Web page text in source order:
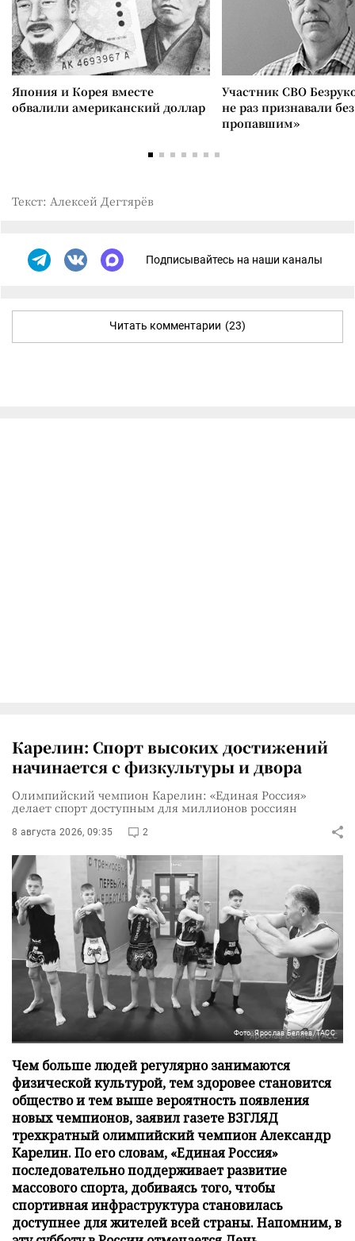
Япония и Корея вместе
обвалили американский доллар
Участник СВО
не раз признавали
пропавшим»
Текст: Алексей Дегтярёв
Подписывайтесь на наши каналы
Читать комментарии (23)
Карелин: Спорт высоких достижений
начинается с физкультуры и двора
Олимпийский чемпион Карелин: «Единая Россия»
делает спорт доступным для миллионов россиян
8 августа 2026, 09:35 2
Фото: Ярослав Беляев/ТАСС
Чем больше людей регулярно занимаются
физической культурой, тем здоровее становится
общество и тем выше вероятность появления
новых чемпионов, заявил газете ВЗГЛЯД
трехкратный олимпийский чемпион Александр
Карелин. По его словам, «Единая Россия»
последовательно поддерживает развитие
массового спорта, добиваясь того, чтобы
спортивная инфраструктура становилась
доступнее для жителей всей страны. Напомним, в